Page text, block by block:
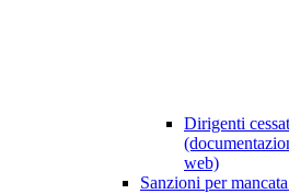
Dirigenti
web)
Sanzioni per